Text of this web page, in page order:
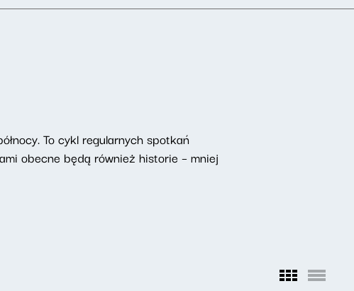
To cykl regularnych spotkań
obecne będą również historie – mniej